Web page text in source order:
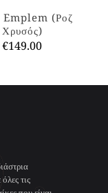
στη
σελίδα
του
προϊόντος
Emplem (Ροζ
Χρυσός)
€149.00
προϊόν
μπορούν
να
τις